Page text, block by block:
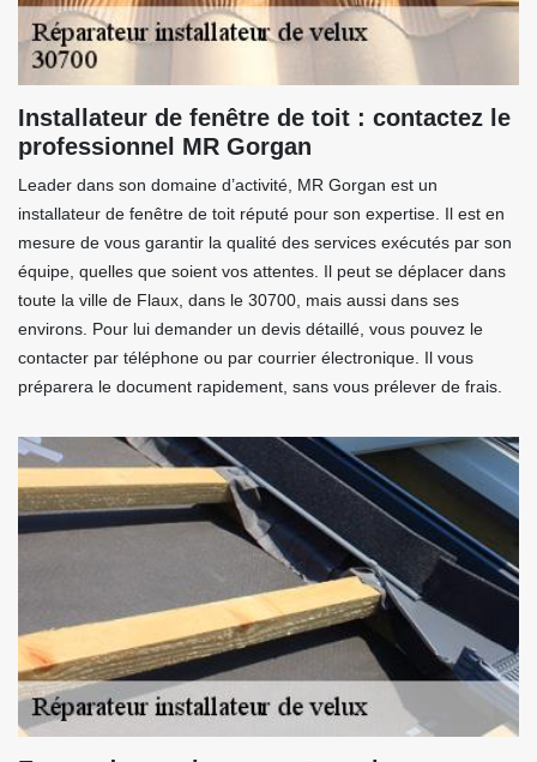
Installateur de fenêtre de toit : contactez le
professionnel MR Gorgan
Leader dans son domaine d’activité, MR Gorgan est un
installateur de fenêtre de toit réputé pour son expertise. Il est en
mesure de vous garantir la qualité des services exécutés par son
équipe, quelles que soient vos attentes. Il peut se déplacer dans
toute la ville de Flaux, dans le 30700, mais aussi dans ses
environs. Pour lui demander un devis détaillé, vous pouvez le
contacter par téléphone ou par courrier électronique. Il vous
préparera le document rapidement, sans vous prélever de frais.